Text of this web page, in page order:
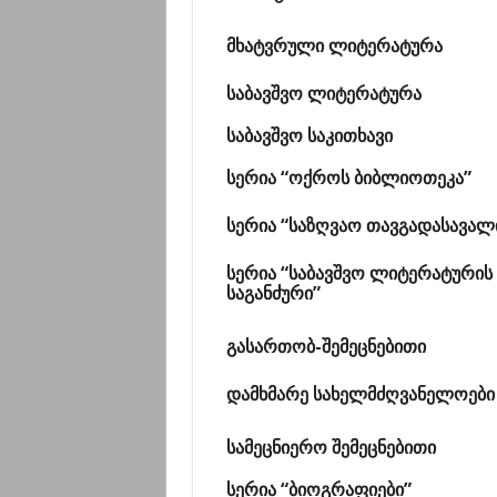
მხატვრული ლიტერატურა
საბავშვო ლიტერატურა
საბავშვო საკითხავი
სერია “ოქროს ბიბლიოთეკა”
სერია “საზღვაო
სერია “საბავშვო ლიტერატურის
საგანძური”
გასართობ-შემეცნებითი
დამხმარე სახელმძღვანელოები
სამეცნიერო შემეცნებითი
სერია “ბიოგრაფიები”